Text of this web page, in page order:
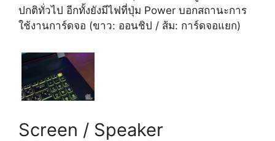
ปกติทั่วไป อีกทั้งยังมีไฟที่ปุ่ม Power บอกสถานะการ
ใช้งานการ์ดจอ (ขาว: ออนชิป / ส้ม: การ์ดจอแยก)
Screen / Speaker